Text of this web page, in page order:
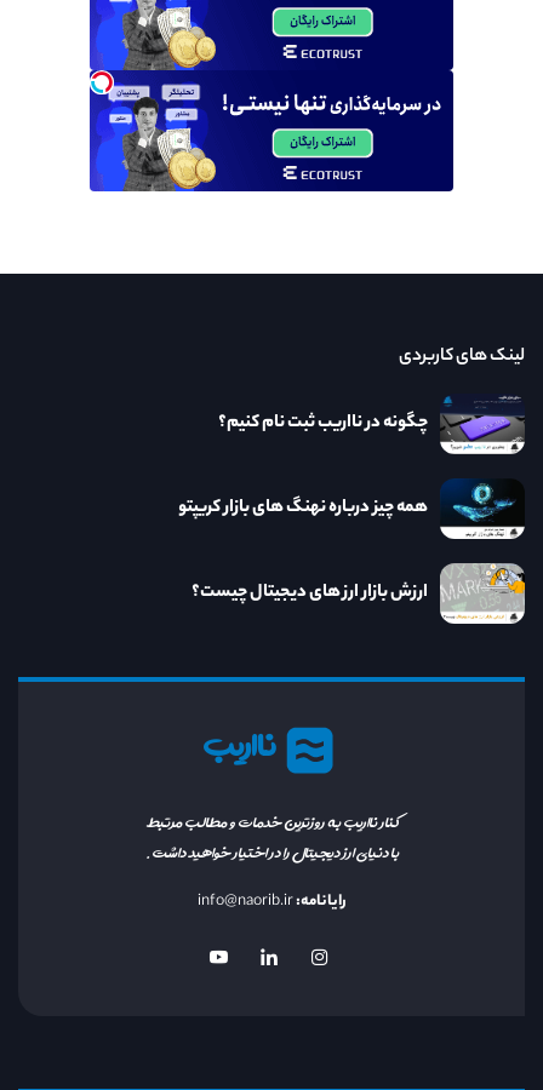
نااریب
کنار نااریب به روزترین خدمات و مطالب مرتبط
با دنیای ارز دیجیتال را در اختیار خواهید داشت.
رایانامه:info@naorib.ir
لینک های کاربردی
چگونه در نااریب ثبت نام کنیم؟
همه چیز درباره نهنگ های بازار کریپتو
ارزش بازار ارز های دیجیتال چیست؟